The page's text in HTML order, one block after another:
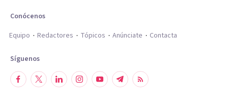
Conócenos
Equipo
Redactores Tópicos Anúnciate Contacta
Síguenos